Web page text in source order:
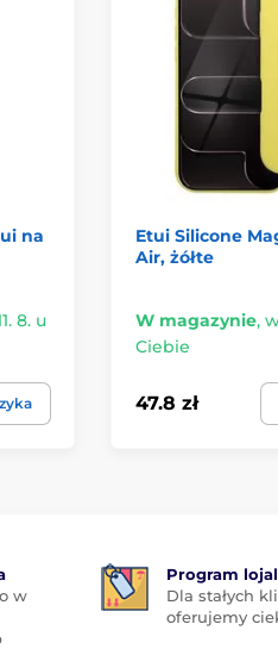
na
8. u
Etui Silicone
Air, żółte
W magazynie,
Ciebie
47.8 zł
w
Program
Dla stałych
oferujemy